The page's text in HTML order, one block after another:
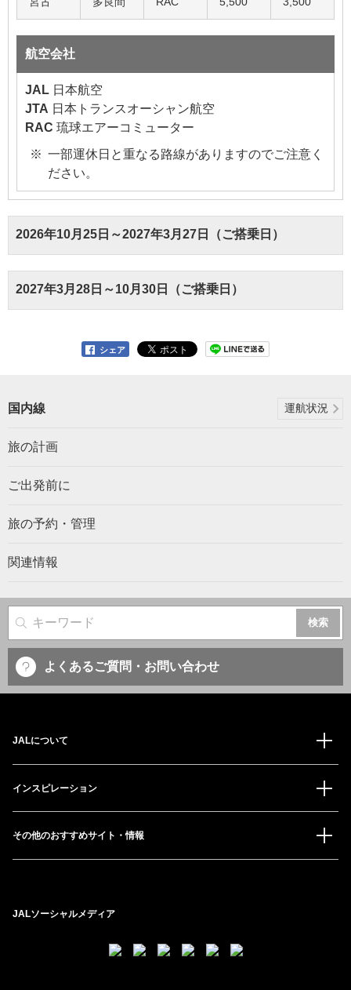
航空会社
JAL 日本航空
JTA 日本トランスオーシャン航空
RAC 琉球エアーコミューター
一部運休日と重なる路線がありますのでご注意く
ださい。
2026年10月25日～2027年3月27日（ご搭乗日）
2027年3月28日～10月30日（ご搭乗日）
シェア
国内線 運航状況
旅の計画
ご出発前に
旅の予約・管理
関連情報
サイト内検索
よくあるご質問・お問い合わせ
JALについて
インスピレーション
その他のおすすめサイト・情報
JALソーシャルメディア